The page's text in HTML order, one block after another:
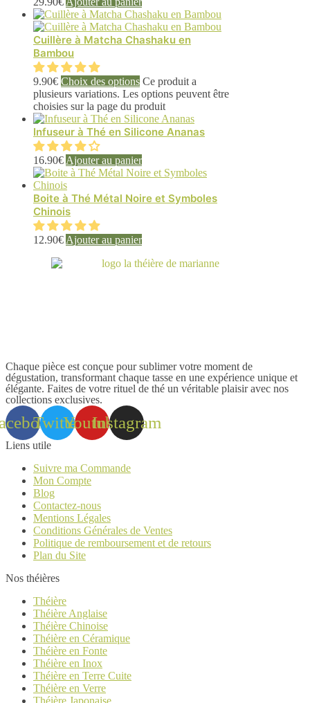
Cuillère à Matcha Chashaku en
Bambou
9.90€ Choix des options Ce produit a
plusieurs variations. Les options peuvent être
choisies sur la page du produit
Infuseur à Thé en Silicone Ananas
16.90€ Ajouter au panier
Boite à Thé Métal Noire et Symboles
Chinois
12.90€ Ajouter au panier
Chaque pièce est conçue pour sublimer votre moment de
dégustation, transformant chaque tasse en une expérience unique et
élégante. Faites de votre rituel de thé un véritable plaisir avec nos
collections exclusives.
TwitterYoutubeInstagram
Liens utile
Suivre ma Commande
Mon Compte
Blog
Contactez-nous
Mentions Légales
Conditions Générales de Ventes
Politique de remboursement et de retours
Plan du Site
Nos théières
Théière
Théière Anglaise
Théière Chinoise
Théière en Céramique
Théière en Fonte
Théière en Inox
Théière en Terre Cuite
Théière en Verre
Théière Japonaise